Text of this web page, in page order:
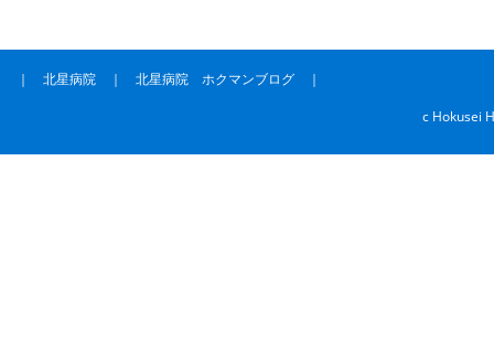
｜ 北星病院 ｜ 北星病院 ホクマンブログ ｜
c Hokusei